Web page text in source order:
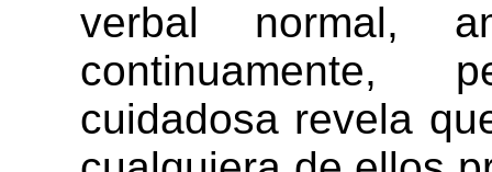
verbal normal,
continuamente,
cuidadosa revela